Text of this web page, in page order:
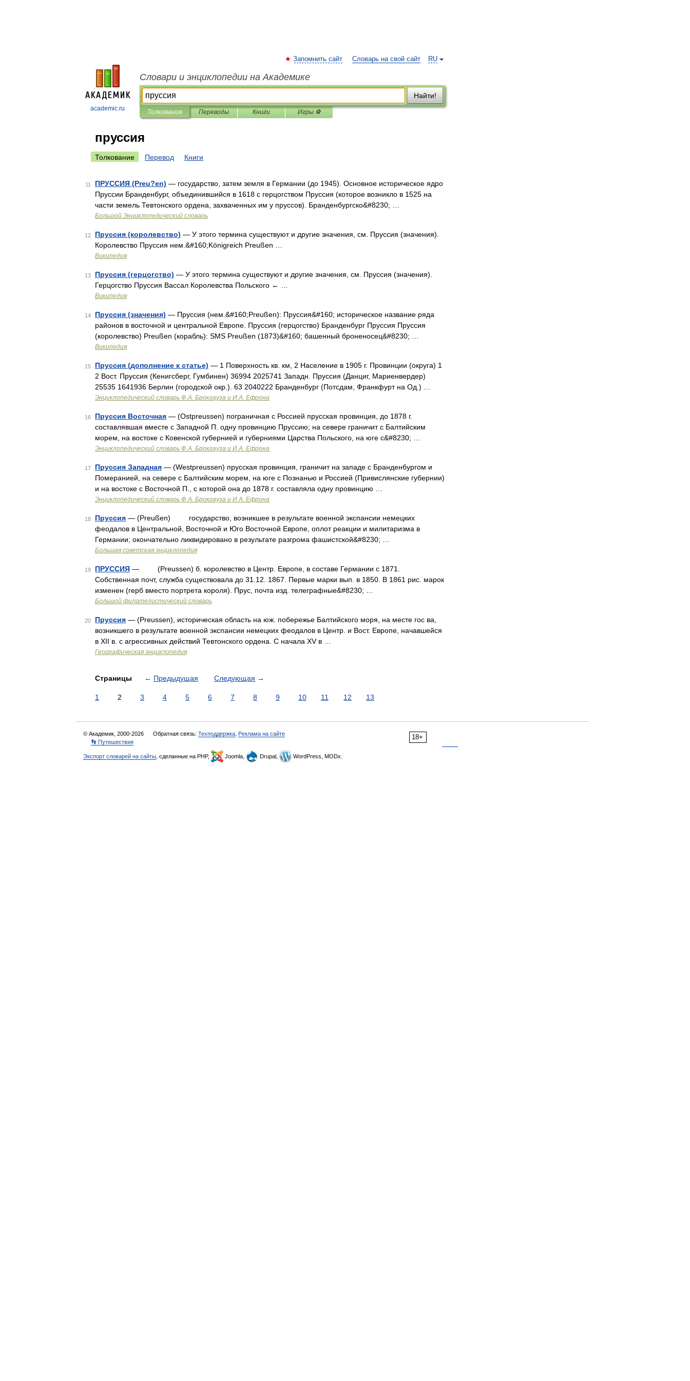
academic.ru
RU
Запомнить сайт Словарь на свой сайт
Словари и энциклопедии на Академике
Найти!
Толкования Переводы Книги Игры ⚽
пруссия
Толкование Перевод Книги
11 ПРУССИЯ (Preu?en) — государство, затем земля в Германии (до 1945). Основное историческое ядро
Пруссии Бранденбург, объединившийся в 1618 с герцогством Пруссия (которое возникло в 1525 на
части земель Тевтонского ордена, захваченных им у пруссов). Бранденбургско&#8230; …
Большой Энциклопедический словарь
12 Пруссия (королевство) — У этого термина существуют и другие значения, см. Пруссия (значения).
Королевство Пруссия нем.&#160;Königreich Preußen …
Википедия
13 Пруссия (герцогство) — У этого термина существуют и другие значения, см. Пруссия (значения).
Герцогство Пруссия Вассал Королевства Польского ← …
Википедия
14 Пруссия (значения) — Пруссия (нем.&#160;Preußen): Пруссия&#160; историческое название ряда
районов в восточной и центральной Европе. Пруссия (герцогство) Бранденбург Пруссия Пруссия
(королевство) Preußen (корабль): SMS Preußen (1873)&#160; башенный броненосец&#8230; …
Википедия
15 Пруссия (дополнение к статье) — 1 Поверхность кв. км, 2 Население в 1905 г. Провинции (округа) 1
2 Вост. Пруссия (Кенигсберг, Гумбинен) 36994 2025741 Западн. Пруссия (Данциг, Мариенвердер)
25535 1641936 Берлин (городской окр.). 63 2040222 Бранденбург (Потсдам, Франкфурт на Од.) …
Энциклопедический словарь Ф.А. Брокгауза и И.А. Ефрона
16 Пруссия Восточная — (Ostpreussen) пограничная с Россией прусская провинция, до 1878 г.
составлявшая вместе с Западной П. одну провинцию Пруссию; на севере граничит с Балтийским
морем, на востоке с Ковенской губернией и губерниями Царства Польского, на юге с&#8230; …
Энциклопедический словарь Ф.А. Брокгауза и И.А. Ефрона
17 Пруссия Западная — (Westpreussen) прусская провинция, граничит на западе с Бранденбургом и
Померанией, на севере с Балтийским морем, на юге с Познанью и Россией (Привислянские губернии)
и на востоке с Восточной П., с которой она до 1878 г. составляла одну провинцию …
Энциклопедический словарь Ф.А. Брокгауза и И.А. Ефрона
18 Пруссия — (Preußen) государство, возникшее в результате военной экспансии немецких
феодалов в Центральной, Восточной и Юго Восточной Европе, оплот реакции и милитаризма в
Германии; окончательно ликвидировано в результате разгрома фашистской&#8230; …
Большая советская энциклопедия
19 ПРУССИЯ — (Preussen) б. королевство в Центр. Европе, в составе Германии с 1871.
Собственная почт, служба существовала до 31.12. 1867. Первые марки вып. в 1850. В 1861 рис. марок
изменен (герб вместо портрета короля). Прус, почта изд. телеграфные&#8230; …
Большой филателистический словарь
20 Пруссия — (Preussen), историческая область на юж. побережье Балтийского моря, на месте гос ва,
возникшего в результате военной экспансии немецких феодалов в Центр. и Вост. Европе, начавшейся
в XII в. с агрессивных действий Тевтонского ордена. С начала XV в …
Географическая энциклопедия
Страницы ← Предыдущая Следующая →
1 2 3 4 5 6 7 8 9 10 11 12 13
18+
© Академик, 2000-2026 Обратная связь: Техподдержка Реклама на сайте
👣 Путешествия
Экспорт словарей на сайты , сделанные на PHP, Joomla, Drupal, WordPress, MODx.